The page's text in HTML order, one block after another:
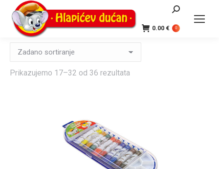
Search:
0.00 € 0
Prikazujemo 17–32 od 36 rezultata